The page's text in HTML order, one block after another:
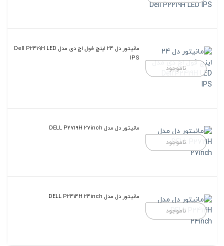
ناموجود
مانیتور دل 24 اینچ فول اچ دی مدل Dell P2419H LED
IPS
ناموجود
مانیتور دل مدل DELL P2719H 27inch
ناموجود
مانیتور دل مدل DELL P2414H 24inch